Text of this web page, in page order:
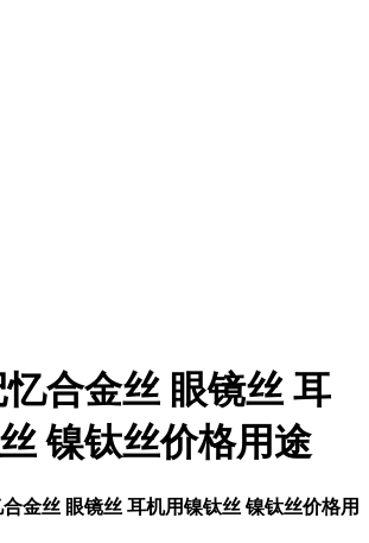
合金丝 眼镜丝 耳
镍钛丝价格用途
金丝 眼镜丝 耳机用镍钛丝 镍钛丝价格用